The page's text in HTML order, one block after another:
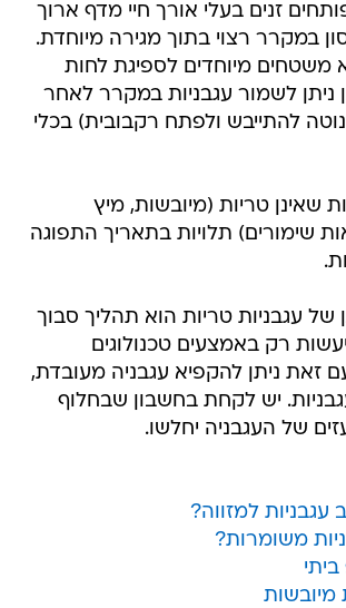
זנים בעלי אורך חיי מדף ארוך
במקרר רצוי בתוך מגירה מיוחדת.
משטחים מיוחדים לספיגת לחות
ניתן לשמור עגבניות במקרר לאחר
להתייבש ולפתח רקבובית) בכלי
שאינן טריות (מיובשות, מיץ
שימורים) תלויות בתאריך התפוגה
עגבניות טריות הוא תהליך סבוך
רק באמצעים טכנולוגים
זאת ניתן להקפיא עגבניה מעובדת,
יש לקחת בחשבון שבחלוף
של העגבניה יחלשו.
עגבניות למזווה?
משומרות?
מיובשות